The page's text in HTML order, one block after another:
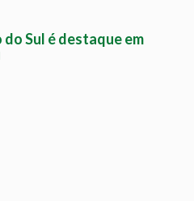
do Sul é destaque em